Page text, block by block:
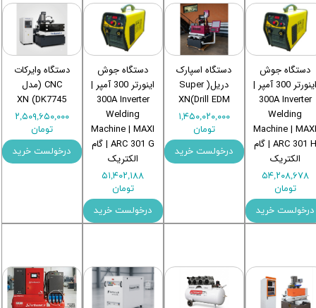
دستگاه جوش
اینورتر 300 آمپر |
300A Inverter
Welding
Machine |
ARC 301 H | گام
الکتریک
۵۴,۲۰۸,۶۷۸
تومان
درخولست خرید
دستگاه اسپارک
دریل( Super
Drill EDM)XN
۱,۴۵۰,۰۲۰,۰۰۰
تومان
درخولست خرید
دستگاه جوش
اینورتر 300 آمپر |
300A Inverter
Welding
Machine | MAXI
ARC 301 G | گام
الکتریک
۵۱,۴۰۲,۱۸۸
تومان
درخولست خرید
دستگاه وایرکات
CNC (مدل
DK7745) XN
۲,۵۰۹,۶۵۰,۰۰۰
تومان
درخولست خرید